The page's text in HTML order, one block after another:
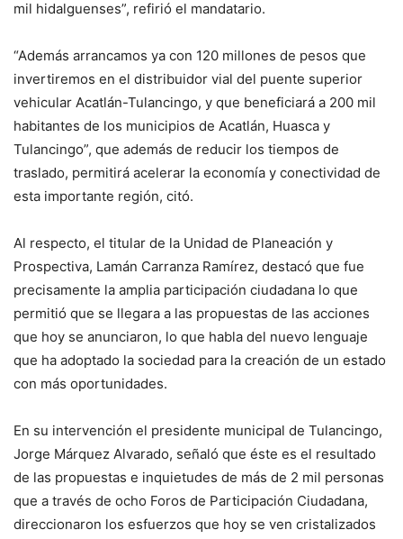
mil hidalguenses”, refirió el mandatario.
“Además arrancamos ya con 120 millones de pesos que
invertiremos en el distribuidor vial del puente superior
vehicular Acatlán-Tulancingo, y que beneficiará a 200 mil
habitantes de los municipios de Acatlán, Huasca y
Tulancingo”, que además de reducir los tiempos de
traslado, permitirá acelerar la economía y conectividad de
esta importante región, citó.
Al respecto, el titular de la Unidad de Planeación y
Prospectiva, Lamán Carranza Ramírez, destacó que fue
precisamente la amplia participación ciudadana lo que
permitió que se llegara a las propuestas de las acciones
que hoy se anunciaron, lo que habla del nuevo lenguaje
que ha adoptado la sociedad para la creación de un estado
con más oportunidades.
En su intervención el presidente municipal de Tulancingo,
Jorge Márquez Alvarado, señaló que éste es el resultado
de las propuestas e inquietudes de más de 2 mil personas
que a través de ocho Foros de Participación Ciudadana,
direccionaron los esfuerzos que hoy se ven cristalizados